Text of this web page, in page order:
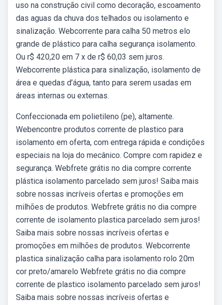
uso na construção civil como decoração, escoamento
das aguas da chuva dos telhados ou isolamento e
sinalização. Webcorrente para calha 50 metros elo
grande de plástico para calha segurança isolamento.
Ou r$ 420,20 em 7 x de r$ 60,03 sem juros.
Webcorrente plástica para sinalização, isolamento de
área e quedas d’água, tanto para serem usadas em
áreas internas ou externas.
Confeccionada em polietileno (pe), altamente.
Webencontre produtos corrente de plastico para
isolamento em oferta, com entrega rápida e condições
especiais na loja do mecânico. Compre com rapidez e
segurança. Webfrete grátis no dia compre corrente
plástica isolamento parcelado sem juros! Saiba mais
sobre nossas incríveis ofertas e promoções em
milhões de produtos. Webfrete grátis no dia compre
corrente de isolamento plastica parcelado sem juros!
Saiba mais sobre nossas incríveis ofertas e
promoções em milhões de produtos. Webcorrente
plastica sinalização calha para isolamento rolo 20m
cor preto/amarelo Webfrete grátis no dia compre
corrente de plastico isolamento parcelado sem juros!
Saiba mais sobre nossas incríveis ofertas e